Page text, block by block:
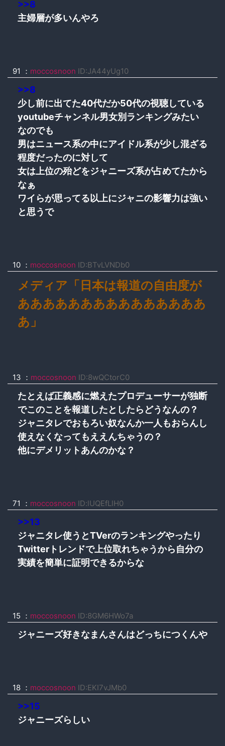
>>8
主婦層が多いんやろ
91 ： moccosnoon ID:JA44yUg10
>>8
少し前に出てた40代だか50代の視聴している
youtubeチャンネル男女別ランキングみたい
なのでも
男はニュース系の中にアイドル系が少し混ざる
程度だったのに対して
女は上位の殆どをジャニーズ系が占めてたから
なぁ
ワイらが思ってる以上にジャニの影響力は強い
と思うで
10 ： moccosnoon ID:BTvLVNDb0
メディア「日本は報道の自由度が
あああああああああああああああ
あ」
13 ： moccosnoon ID:8wQCtorC0
たとえば正義感に燃えたプロデューサーが独断
でこのことを報道したとしたらどうなんの？
ジャニタレでおもろい奴なんか一人もおらんし
使えなくなってもええんちゃうの？
他にデメリットあんのかな？
71 ： moccosnoon ID:lUQEfLlH0
>>13
ジャニタレ使うとTVerのランキングやったり
Twitterトレンドで上位取れちゃうから自分の
実績を簡単に証明できるからな
15 ： moccosnoon ID:8GM6HWo7a
ジャニーズ好きなまんさんはどっちにつくんや
18 ： moccosnoon ID:EKI7vJMb0
>>15
ジャニーズらしい